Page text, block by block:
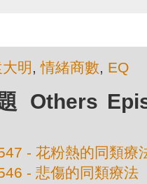
明 ,情緒商數, EQ
Others
- 花粉熱的同類療
- 悲傷的同類療法